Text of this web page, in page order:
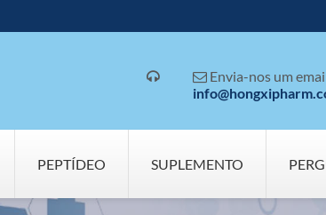
  Envia-nos um
PEPTÍDEO SUPLEMENTO